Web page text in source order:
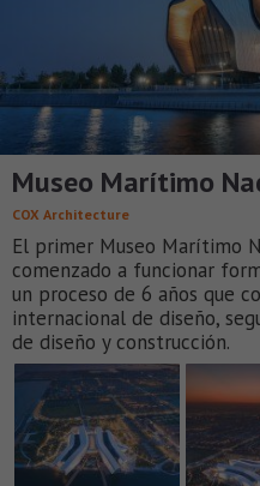
Museo Marítimo
COX Architecture
El primer Museo Marítimo
comenzado a funcionar
un proceso de 6 años que
internacional de diseño,
de diseño y construcción.